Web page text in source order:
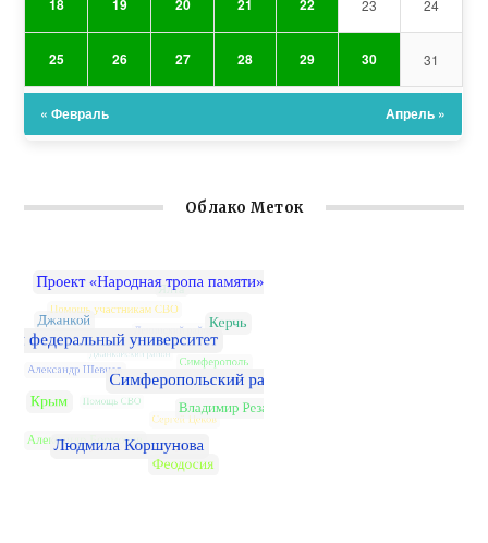
18 19 20 21 22 23 24
25 26 27 28 29 30 31
« Февраль Апрель »
Облако Меток